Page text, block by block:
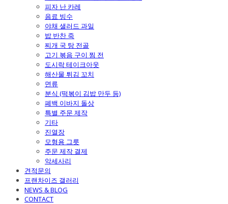
피자 난 카레
음료 빙수
야채 샐러드 과일
밥 반찬 죽
찌개 국 탕 전골
고기 볶음 구이 찜 전
도시락 테이크아웃
해산물 튀김 꼬치
면류
분식 (떡볶이 김밥 만두 등)
폐백 이바지 돌상
특별 주문 제작
기타
진열장
모형용 그릇
주문 제작 결제
악세사리
견적문의
프랜차이즈 갤러리
NEWS & BLOG
CONTACT